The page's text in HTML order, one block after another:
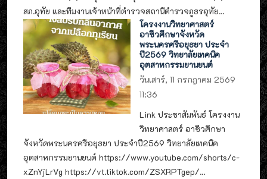
สภ.อุทัย และทีมงานเจ้าหน้าที่ตำรวจสถานีตำรวจภูธรอุทัย...
โครงงานวิทยาศาสตร์
อาชีวศึกษาจังหวัด
พระนครศรีอยุธยา ประจำ
ปี2569 วิทยาลัยเทคนิค
อุตสาหกรรมยานยนต์
วันเสาร์, 11 กรกฎาคม 2569
11:36
Link ประชาสัมพันธ์ โครงงาน
วิทยาศาสตร์ อาชีวศึกษา
จังหวัดพระนครศรีอยุธยา ประจำปี2569 วิทยาลัยเทคนิค
อุตสาหกรรมยานยนต์ https://www.youtube.com/shorts/c-
xZnYjLrVg https://vt.tiktok.com/ZSXRPTgep/...